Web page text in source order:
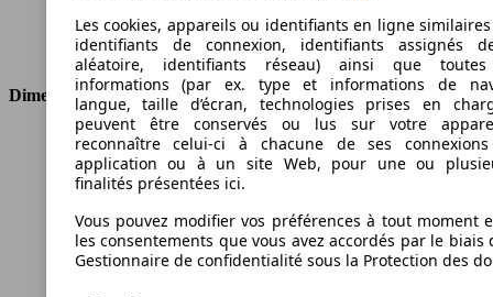
Transmission
Boîte manuelle
Type de traction
Traction avant
Dimensions
Longueur
4633 mm
Hauteur
1817 mm
Largeur
Empattement
2583 mm
Poids maximum
2090 kg
Charge maximale
850 kg
Les cookies, appareils ou identifiants en ligne
identifiants de connexion, identifiants assignés
aléatoire, identifiants réseau) ainsi que
informations (par ex. type et informations de
langue, taille d’écran, technologies prises en
peuvent être conservés ou lus sur votre
reconnaître celui-ci à chacune de ses
application ou à un site Web, pour une ou
finalités présentées ici.
Vous pouvez modifier vos préférences à tout moment
les consentements que vous avez accordés par le biais
Gestionnaire de confidentialité sous la Protection des